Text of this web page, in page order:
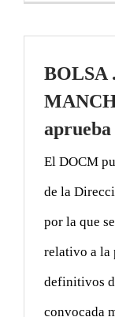
BOLSA
El DOCM
de la
por la que
relativo a la
definitivos
convocada